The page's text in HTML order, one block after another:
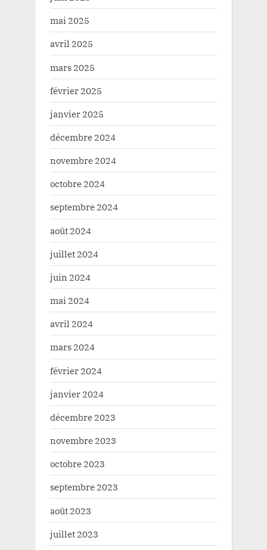
mai 2025
avril 2025
mars 2025
février 2025
janvier 2025
décembre 2024
novembre 2024
octobre 2024
septembre 2024
août 2024
juillet 2024
juin 2024
mai 2024
avril 2024
mars 2024
février 2024
janvier 2024
décembre 2023
novembre 2023
octobre 2023
septembre 2023
août 2023
juillet 2023